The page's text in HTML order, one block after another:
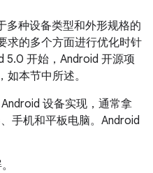
多种设备类型和外形规格的
求的多个方面进行优化时针
5.0 开始，Android 开源项
本节中所述。
设备实现，通常拿
手机和平板电脑。Android